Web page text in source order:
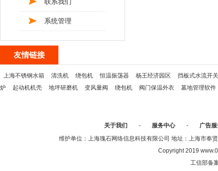
系统管理
友情链接
上海不锈钢水箱 清洗机 绕包机 恒温振荡器 杨王经济园区
挡板式水流开关
炉
起动机机壳 地坪研磨机 变风量阀 绕包机 阀门保温外衣 墓地管理软件
关于我们 - 服务中心 -
广告
维护单位：上海瑰石网络信息科技有限公司 地址：上海市
Copyright 2019
工信部备